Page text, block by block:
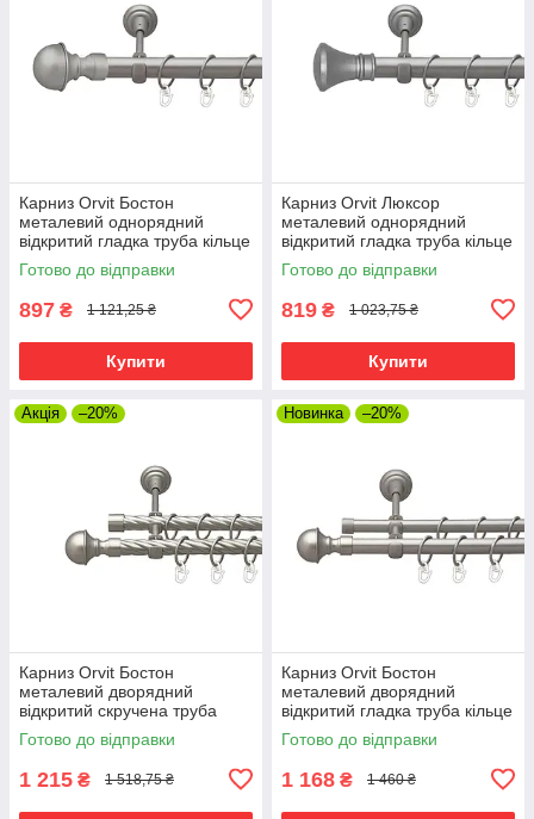
Карниз Orvit Бостон
металевий однорядний
відкритий гладка труба кільце
металеве Сатин 25 мм 240
см (00-00010216)
Готово до відправки
897 ₴ 1 121,25 ₴
Купити
Карниз Orvit Люксор
металевий однорядний
відкритий гладка труба кільце
металеве Сатин 25 мм 240
см (00-00010220)
Готово до відправки
819 ₴ 1 023,75 ₴
Купити
Акція –20%
Карниз Orvit Бостон
металевий дворядний
відкритий скручена труба
кільце металеве Сатин 19\19
мм 240 см (00-00023192)
Готово до відправки
1 215 ₴ 1 518,75 ₴
Новинка –20%
Карниз Orvit Бостон
металевий дворядний
відкритий гладка труба кільце
металеве Сатин 19\16 мм
240 см (00-00013690)
Готово до відправки
1 168 ₴ 1 460 ₴